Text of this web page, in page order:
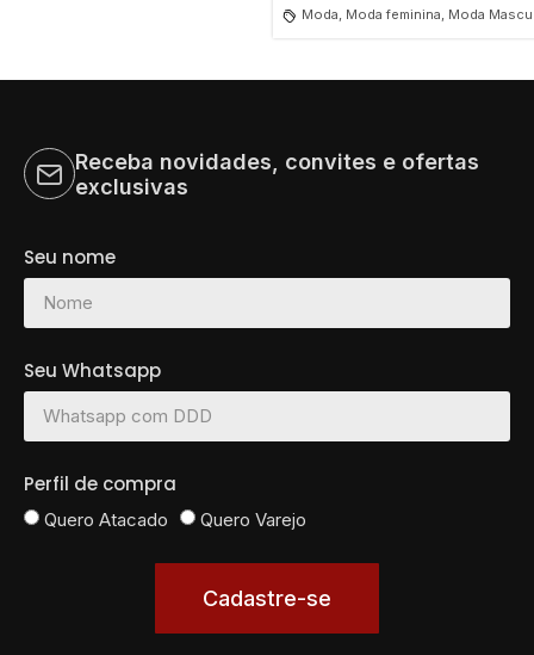
Moda, Moda feminina, Moda
Receba novidades, convites e ofertas
exclusivas
Seu nome
Seu Whatsapp
Perfil de compra
Quero Atacado Quero Varejo
Cadastre-se